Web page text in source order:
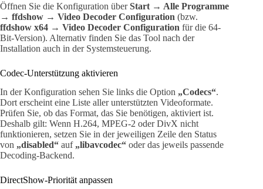
Öffnen Sie die Konfiguration überStart → Alle Programme
→ ffdshow → Video Decoder Configuration (bzw.
ffdshow x64 → Video Decoder Configuration für die 64-
Bit-Version). Alternativ finden Sie das Tool nach der
Installation auch in der Systemsteuerung.
Codec-Unterstützung aktivieren
In der Konfiguration sehen Sie links die Option „Codecs“.
Dort erscheint eine Liste aller unterstützten Videoformate.
Prüfen Sie, ob das Format, das Sie benötigen, aktiviert ist.
Deshalb gilt: Wenn H.264, MPEG-2 oder DivX nicht
funktionieren, setzen Sie in der jeweiligen Zeile den Status
von „disabled“ auf „libavcodec“ oder das jeweils passende
Decoding-Backend.
DirectShow-Priorität anpassen